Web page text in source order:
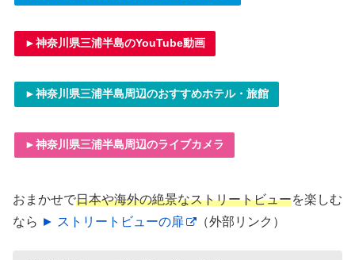
►神奈川県三浦半島のYouTube動画
►神奈川県三浦半島周辺のおすすめホテル・旅館
►神奈川県三浦半島周辺のライブカメラ
おまかせで日本や海外の絶景なストリートビューを楽しむ
なら ► ストリートビューの扉 （外部リンク）